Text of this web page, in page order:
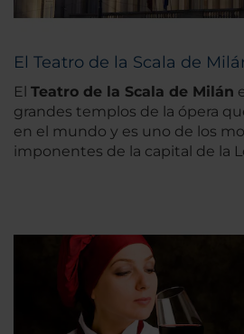
El Teatro de la Scala de
El Teatro de la Scala de Milán
grandes templos de la ópera
en el mundo y es uno de los
imponentes de la capital de la